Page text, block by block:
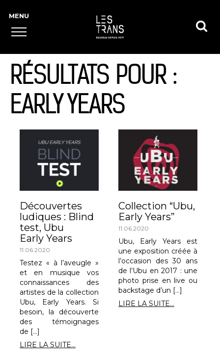
RÉSULTATS POUR :
EARLY YEARS
Découvertes
ludiques : Blind
test, Ubu
Early Years
11.06.2020
Testez « à l’aveugle »
et en musique vos
connaissances des
artistes de la collection
Ubu, Early Years. Si
besoin, la découverte
des témoignages
de […]
LIRE LA SUITE...
Collection “Ubu,
Early Years”
11.06.2020
Ubu, Early Years est
une exposition créée à
l’occasion des 30 ans
de l’Ubu en 2017 : une
photo prise en live ou
backstage d’un […]
LIRE LA SUITE...